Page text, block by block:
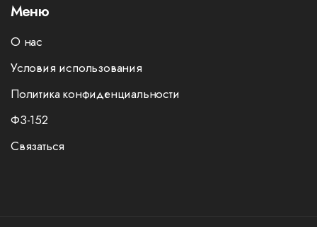
Меню
О нас
Условия использования
Политика конфиденциальности
ФЗ-152
Связаться